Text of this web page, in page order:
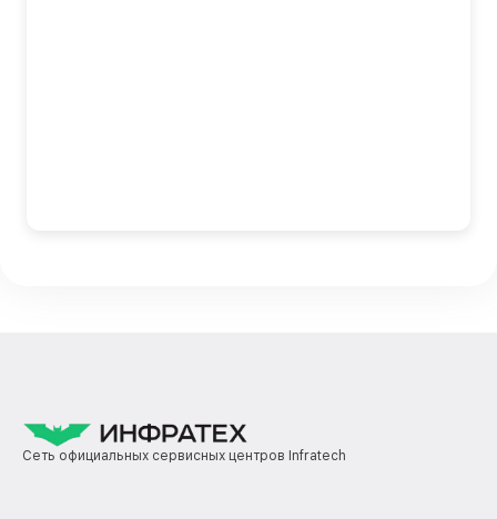
Сеть официальных сервисных центров Infratech